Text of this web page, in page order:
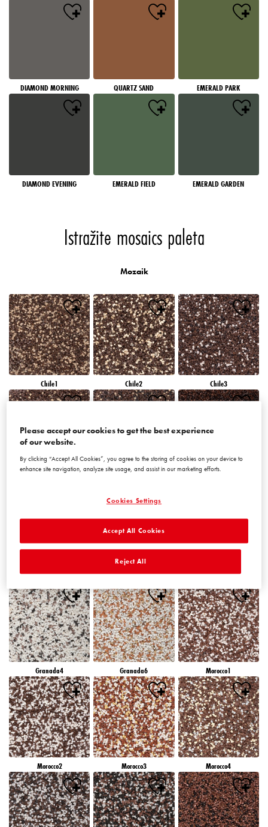
DIAMOND MORNING QUARTZ SAND EMERALD PARK
DIAMOND EVENING EMERALD FIELD EMERALD GARDEN
Istražite mosaics paleta
Mozaik
Chile1 Chile2 Chile3
Granada1 Granada2 Granada3
Granada4 Granada6 Morocco1
Morocco2 Morocco3 Morocco4
Please accept our cookies to get the best experience
of our website.
By clicking “Accept All Cookies”, you agree to the storing of cookies on your device to
enhance site navigation, analyze site usage, and assist in our marketing efforts.
Cookies Settings
Reject All
Accept All Cookies